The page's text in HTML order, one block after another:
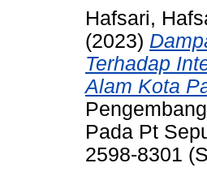
Hafsari,
(2023)
Terhadap
Alam Kota
Pada Pt
2598-8301